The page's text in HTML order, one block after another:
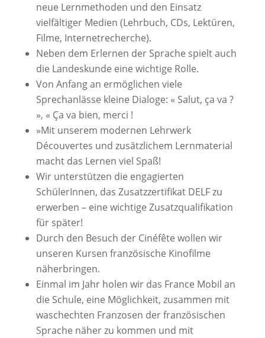
neue Lernmethoden und den Einsatz
vielfältiger Medien (Lehrbuch, CDs, Lektüren,
Filme, Internetrecherche).
Neben dem Erlernen der Sprache spielt auch
die Landeskunde eine wichtige Rolle.
Von Anfang an ermöglichen viele
Sprechanlässe kleine Dialoge: « Salut, ça va ?
», « Ça va bien, merci !
»Mit unserem modernen Lehrwerk
Découvertes und zusätzlichem Lernmaterial
macht das Lernen viel Spaß!
Wir unterstützen die engagierten
SchülerInnen, das Zusatzzertifikat DELF zu
erwerben – eine wichtige Zusatzqualifikation
für später!
Durch den Besuch der Cinéfête wollen wir
unseren Kursen französische Kinofilme
näherbringen.
Einmal im Jahr holen wir das France Mobil an
die Schule, eine Möglichkeit, zusammen mit
waschechten Franzosen der französischen
Sprache näher zu kommen und mit